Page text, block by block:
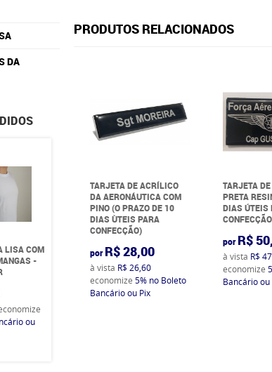
DA
LISA COM
-
ou
PRODUTOS RELACIONADOS
TARJETA DE ACRÍLICO
DA AERONÁUTICA COM
PINO (O PRAZO DE 10
DIAS ÙTEIS PARA
CONFECÇÃO)
por R$ 28,00
à vista R$ 26,60
economize 5% no Boleto
Bancário ou Pix
TARJETA
PRETA
DIAS ÚTEIS
por R$
à vista R$
economize
Bancário ou